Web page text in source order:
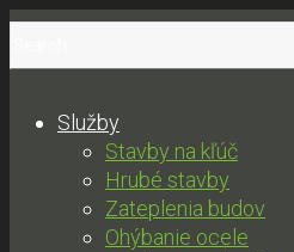
Služby
Stavby na kľúč
Hrubé stavby
Zateplenia budov
Ohýbanie ocele